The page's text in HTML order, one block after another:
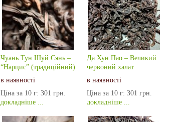
Чуань Тун Шуй Сянь –
“Нарцис” (традиційний)
в наявності
Ціна за 10 г: 301 грн.
докладніше ...
Да Хун Пао – Великий
червоний халат
в наявності
Ціна за 10 г: 301 грн.
докладніше ...